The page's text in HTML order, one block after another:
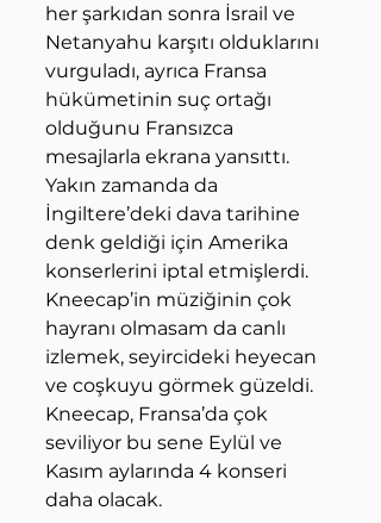
her şarkıdan sonra İsrail ve
Netanyahu karşıtı olduklarını
vurguladı, ayrıca Fransa
hükümetinin suç ortağı
olduğunu Fransızca
mesajlarla ekrana yansıttı.
Yakın zamanda da
İngiltere’deki dava tarihine
denk geldiği için Amerika
konserlerini iptal etmişlerdi.
Kneecap’in müziğinin çok
hayranı olmasam da canlı
izlemek, seyircideki heyecan
ve coşkuyu görmek güzeldi.
Kneecap, Fransa’da çok
seviliyor bu sene Eylül ve
Kasım aylarında 4 konseri
daha olacak.